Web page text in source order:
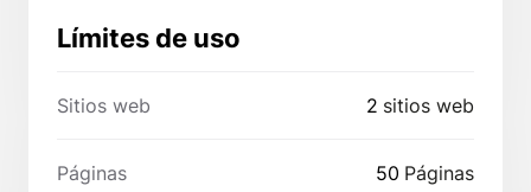
Límites de uso
Sitios web 2 sitios web
Páginas 50 Páginas